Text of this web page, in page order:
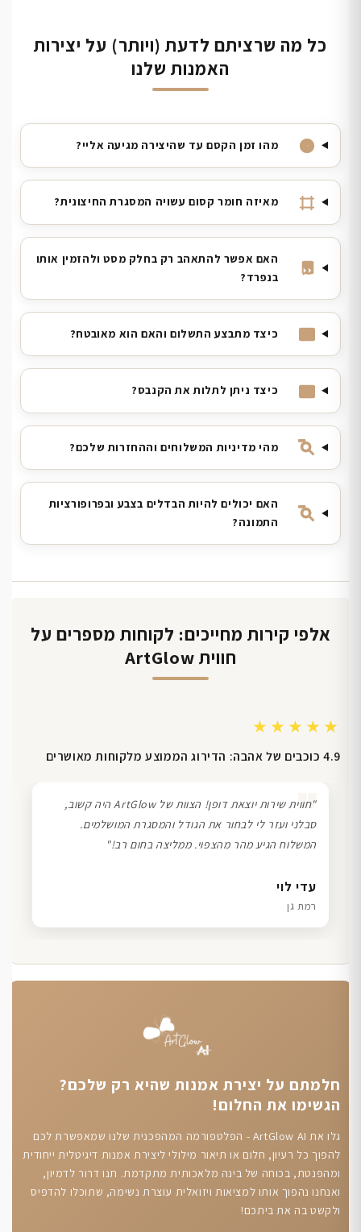
כל מה שרציתם לדעת (ויותר) על יצירות
האמנות שלנו
מהו זמן הקסם עד שהיצירה מגיעה אליי?
מאיזה חומר קסום עשויה המסגרת החיצונית?
האם אפשר להתאהב רק בחלק מסט ולהזמין אותו
בנפרד?
כיצד מתבצע התשלום והאם הוא מאובטח?
כיצד ניתן לתלות את הקנבס?
מהי מדיניות המשלוחים וההחזרות שלכם?
האם יכולים להיות הבדלים בצבע ובפרופורציות
התמונה?
אלפי קירות מחייכים: לקוחות מספרים על
חווית ArtGlow
★★★★★
4.9 כוכבים של אהבה: הדירוג הממוצע מלקוחות מאושרים
שרון כהן
תל אביב
❞
"חווית שירות יוצאת דופן! הצוות של ArtGlow היה קשוב,
סבלני ועזר לי לבחור את הגודל והמסגרת המושלמים.
המשלוח הגיע מהר מהצפוי. ממליצה בחום רב!"
עדי לוי
רמת גן
דנה גל
חיפה
ליאת ויוסי מ.
הוד השרון
חלמתם על יצירת אמנות שהיא רק שלכם?
הגשימו את החלום!
גלו את ArtGlow AI - הפלטפורמה המהפכנית שלנו שמאפשרת לכם
להפוך כל רעיון, חלום או תיאור מילולי ליצירת אמנות דיגיטלית ייחודית
ומהפנטת, בכוחה של בינה מלאכותית מתקדמת. תנו דרור לדמיון,
ואנחנו נהפוך אותו למציאות ויזואלית עוצרת נשימה, שתוכלו להדפיס
ולקשט בה את ביתכם!